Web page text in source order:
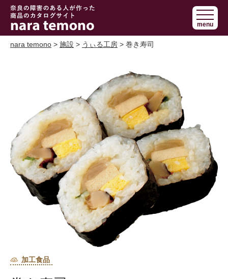
奈良で障害の
ある人の手作
り商品 nara
menu
nara temono > 施設 > うぃる工房 > 巻き寿司
加工食品